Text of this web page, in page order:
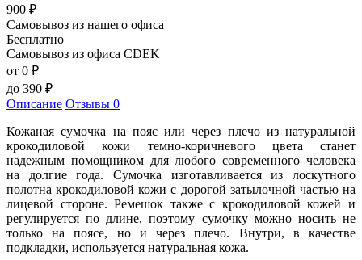
900 ₽
Самовывоз из нашего офиса
Бесплатно
Самовывоз из офиса CDEK
от 0 ₽
до 390 ₽
Описание Отзывы 0
Кожаная сумочка на пояс или через плечо из натуральной
крокодиловой кожи темно-коричневого цвета станет
надежным помощником для любого современного человека
на долгие года. Сумочка изготавливается из лоскутного
полотна крокодиловой кожи с дорогой затылочной частью на
лицевой стороне. Ремешок также с крокодиловой кожей и
регулируется по длине, поэтому сумочку можно носить не
только на поясе, но и через плечо. Внутри, в качестве
подкладки, используется натуральная кожа.